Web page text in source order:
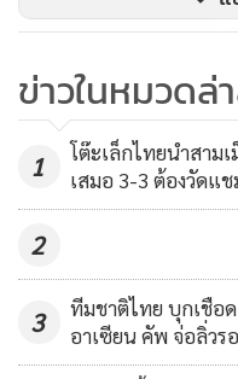
เปิดบอลจากริมเส้นฝั่งขวาเ
ไดอากิเต้ โหม่งหนีมือศิวรัก
ช่วงเวลาที่เหลือทั้งสองทีม
ซิตี้ 2-1
ชัยชนะดังกล่าวส่งผลให้ บุ
เพลย์ออฟ รอบสาม ในศึกเ
9,422
ข่าวในหมวดล่
1
โต๊ะเล็กไทยนำสาม
เสมอ 3-3 ต้องวัดแ
2
3
ทีมชาติไทย บุกเชือ
อาเซียน คัพ จ่อลิ่วร